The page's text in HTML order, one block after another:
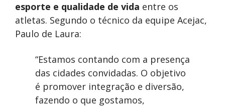
esporte e qualidade de vida entre os
atletas. Segundo o técnico da equipe Acejac,
Paulo de Laura:
“Estamos contando com a presença
das cidades convidadas. O objetivo
é promover integração e diversão,
fazendo o que gostamos,